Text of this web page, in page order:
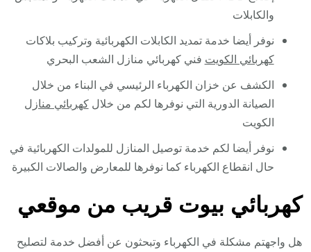
والكابلات
نوفر أيضا خدمة تمديد الكابلات الكهربائية وتركيب بلاكات
كهربائي الكويت فني كهربائي منازل الشعب البحري
الكشف عن خزان الكهرباء الرئيسي في البناء من خلال
الصيانة الدورية التي نوفرها لكم من خلالكهربائي منازل
الكويت
نوفر أيضا لكم خدمة توصيل المنازل للمولدات الكهربائية في
حال انقطاع الكهرباء كما نوفرها للمعارض والصالات الكبيرة
كهربائي بيوت قريب من موقعي
هل واجهتم مشكلة في الكهرباء وتبحثون عن أفضل خدمة لتصليح